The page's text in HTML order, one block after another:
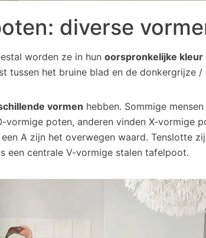
diverse
worden ze in hun oorspronkelijke kleur
tussen het bruine blad en de donkergrijze
vormen hebben. Sommige
vormige poten, anderen vinden X-vormige
A zijn het overwegen waard. Tenslotte
een centrale V-vormige stalen tafelpoot.